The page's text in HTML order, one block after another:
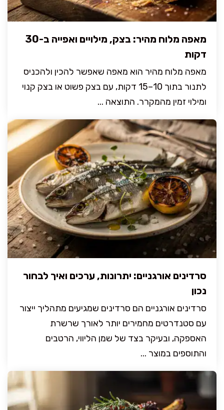
מאפה מלוח מהיר: בצק, מילויים ואפייה ב-30
דקות
מאפה מלוח מהיר הוא מאפה שאפשר להכין ולהכניס
לתנור בתוך 10–15 דקות, עם בצק פשוט או בצק קנוי
ומילוי זמין מהמקרר. התוצאה ...
סרדינים אורגניים: יתרונות, ערכים ואיך לבחור
נכון
סרדינים אורגניים הם סרדינים שמגיעים מתהליך ייצור
עם סטנדרטים מחמירים יותר לאורך שרשרת
האספקה, ובעיקר בצד של שמן הליווי, הרטבים
והתוספים במוצר ...